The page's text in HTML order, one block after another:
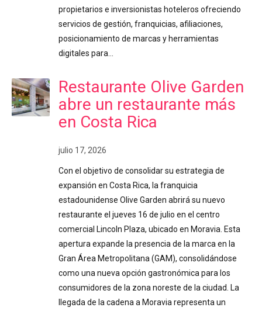
propietarios e inversionistas hoteleros ofreciendo
servicios de gestión, franquicias, afiliaciones,
posicionamiento de marcas y herramientas
digitales para…
Restaurante Olive Garden
abre un restaurante más
en Costa Rica
julio 17, 2026
Con el objetivo de consolidar su estrategia de
expansión en Costa Rica, la franquicia
estadounidense Olive Garden abrirá su nuevo
restaurante el jueves 16 de julio en el centro
comercial Lincoln Plaza, ubicado en Moravia. Esta
apertura expande la presencia de la marca en la
Gran Área Metropolitana (GAM), consolidándose
como una nueva opción gastronómica para los
consumidores de la zona noreste de la ciudad. La
llegada de la cadena a Moravia representa un